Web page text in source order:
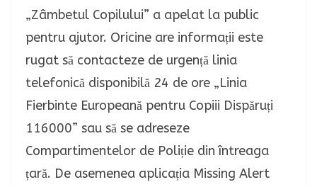
„Zâmbetul Copilului” a apelat la public
pentru ajutor. Oricine are informații este
rugat să contacteze de urgență linia
telefonică disponibilă 24 de ore „Linia
Fierbinte Europeană pentru Copiii Dispăruți
116000” sau să se adreseze
Compartimentelor de Poliție din întreaga
țară. De asemenea aplicația Missing Alert